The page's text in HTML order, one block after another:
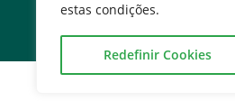
estas condições.
Redefinir Cookies